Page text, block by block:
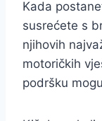
Kada
susrećete s
njihovih
motoričkih
podršku mogu